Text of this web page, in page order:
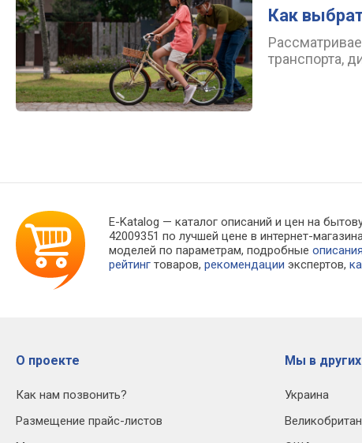
Как
транспорта,
E-Katalog — каталог описаний и цен на
42009351 по лучшей цене в интернет-
моделей по параметрам, подробные
рейтинг товаров,рекомендации экспертов,
О проекте
Как нам позвонить?
Размещение прайс-листов
Мы в
Украина